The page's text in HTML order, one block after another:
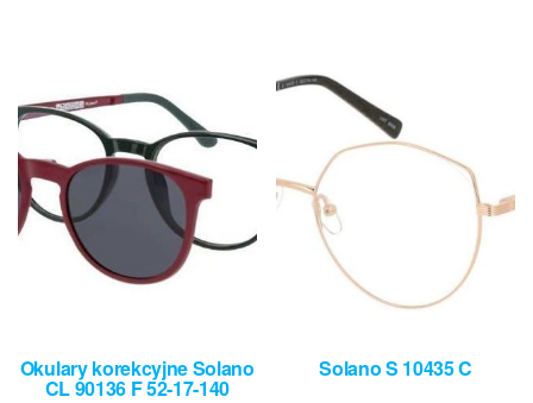
Okulary korekcyjne Solano
CL 90136 F 52-17-140
Solano S 10435 C